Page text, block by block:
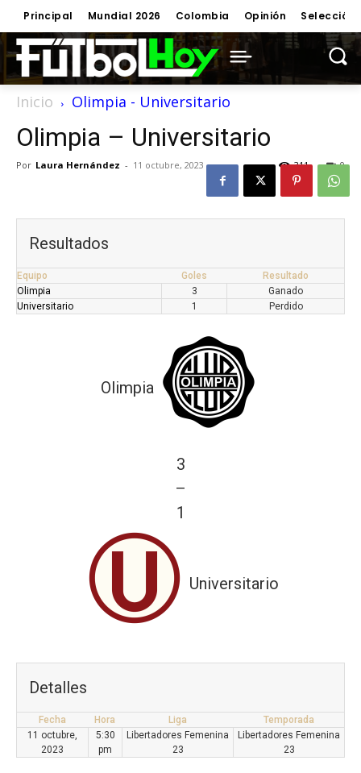
Principal Mundial 2026 Colombia Opinión Selección
Inicio Olimpia - Universitario
Olimpia – Universitario
Por Laura Hernández - 11 octubre, 2023 0
311
Resultados
Equipo Goles
Resultado
Olimpia
3
Ganado
Universitario
1 Perdido
Olimpia
3
—
1
Universitario
Detalles
Fecha Hora Liga
Temporada
11 octubre,
2023
5:30
pm
Libertadores Femenina
23
Libertadores Femenina
23